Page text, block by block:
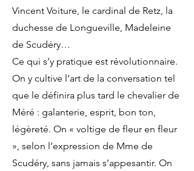
Vincent Voiture, le cardinal de Retz, la
duchesse de Longueville, Madeleine
de Scudéry…
Ce qui s’y pratique est révolutionnaire.
On y cultive l’art de la conversation tel
que le définira plus tard le chevalier de
Méré : galanterie, esprit, bon ton,
légèreté. On « voltige de fleur en fleur
», selon l’expression de Mme de
Scudéry, sans jamais s’appesantir. On